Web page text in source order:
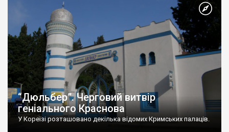
“Дюльбер”. Черговий витвір
геніального Краснова
У Кореїзі розташовано декілька відомих Кримських палаців.